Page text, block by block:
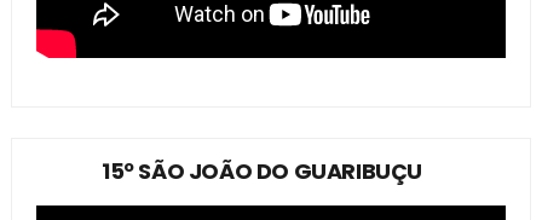
15º SÃO JOÃO DO GUARIBUÇU